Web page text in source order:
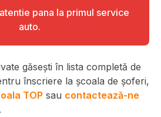
pana la primul service
auto.
găsești în lista completă de
înscriere la școala de șoferi,
TOP sau contactează-ne
.